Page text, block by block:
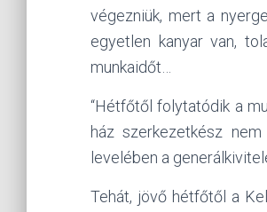
végezniük, mert a
egyetlen kanyar van,
munkaidőt…
“Hétfőtől folytatódik a
ház szerkezetkész
levelében a
Tehát, jövő hétfőtől a